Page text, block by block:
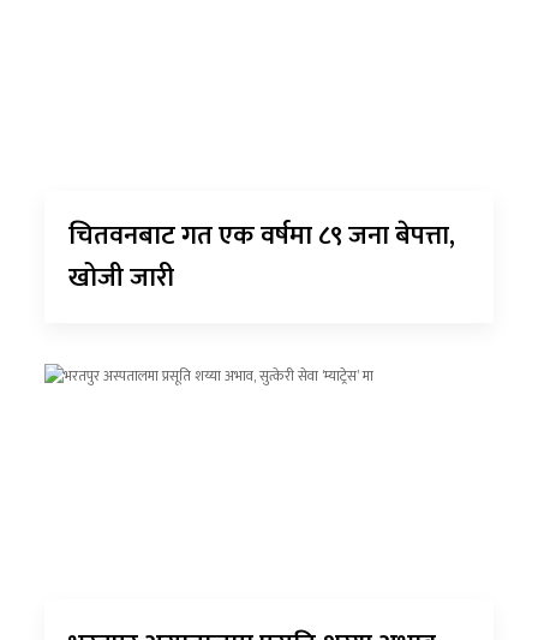
चितवनबाट गत एक वर्षमा ८९ जना बेपत्ता,
खोजी जारी